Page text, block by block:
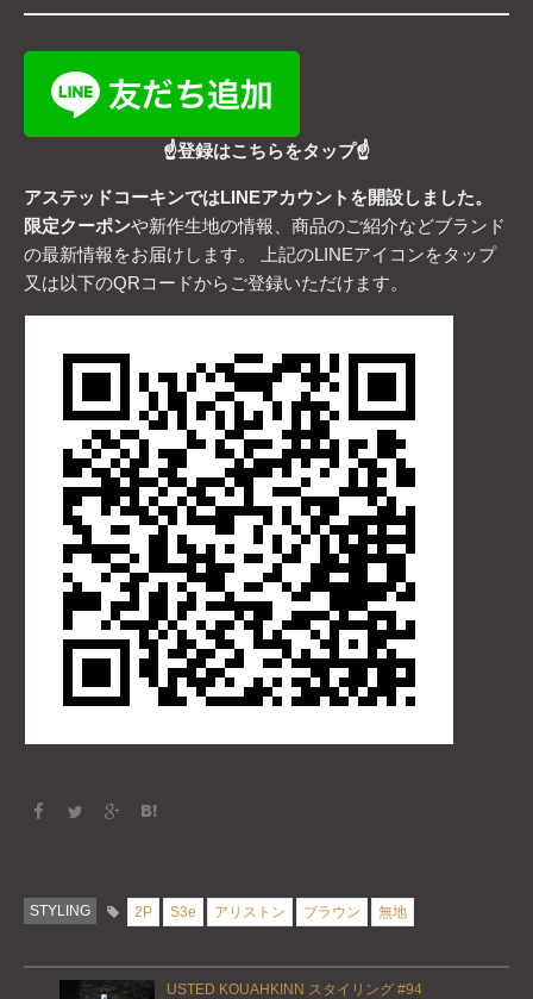
☝登録はこちらをタップ☝
アステッドコーキンではLINEアカウントを開設しました。
限定クーポンや新作生地の情報、商品のご紹介などブランド
の最新情報をお届けします。 上記のLINEアイコンをタップ
又は以下のQRコードからご登録いただけます。
STYLING 2P S3e アリストン ブラウン 無地
USTED KOUAHKINN スタイリング #94